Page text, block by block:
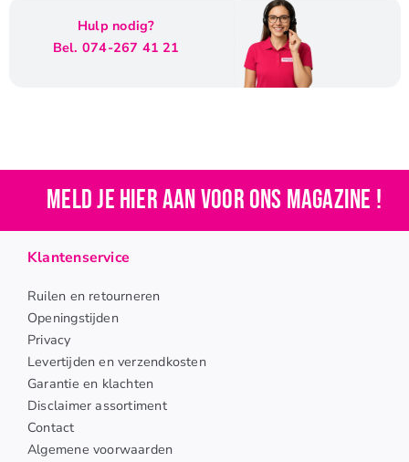
Hulp nodig?
Bel. 074-267 41 21
Meld je hier aan voor ons magazine !
Klantenservice
Ruilen en retourneren
Openingstijden
Privacy
Levertijden en verzendkosten
Garantie en klachten
Disclaimer assortiment
Contact
Algemene voorwaarden